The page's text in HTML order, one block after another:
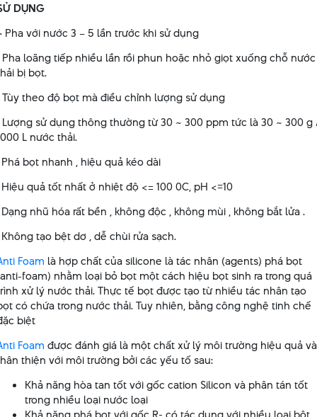
DỤNG
· Pha với nước 3 – 5 lần trước khi sử dụng
Pha loãng tiếp nhiều lần rồi phun hoặc nhỏ giọt xuống chỗ nước
bị bọt.
Tùy theo độ bọt mà điều chỉnh lượng sử dụng
Lượng sử dụng thông thường từ 30 ~ 300 ppm tức là 30 ~ 300 g
L nước thải.
Phá bọt nhanh , hiệu quả kéo dài
Hiệu quả tốt nhất ở nhiệt độ <= 1000C, pH <=10
Dạng nhũ hóa rất bền , không độc , không mùi , không bắt lửa .
Không tạo bệt dơ , dễ chùi rửa sạch.
Foam là hợp chất của silicone là tác nhân (agents) phá bọt
foam) nhằm loại bỏ bọt một cách hiệu bọt sinh ra trong quá
xử lý nước thải. Thực tế bọt được tạo từ nhiều tác nhân tạo
có chứa trong nước thải. Tuy nhiên, bằng công nghệ tinh chế
biệt
Foam được đánh giá là một chất xử lý môi trường hiệu quả và
thiện với môi trường bởi các yếu tố sau:
Khả năng hòa tan tốt với gốc cation Silicon và phân tán tốt
trong nhiều loại nước loại